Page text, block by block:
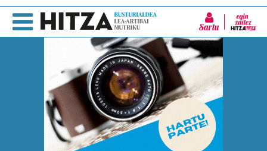
Sartu